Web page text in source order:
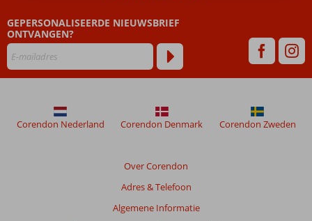
GEPERSONALISEERDE NIEUWSBRIEF
ONTVANGEN?
Over Corendon
Adres & Telefoon
Algemene Informatie
Corendon Nederland Corendon Denmark Corendon Zweden